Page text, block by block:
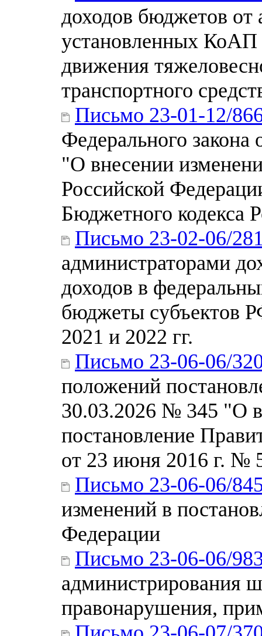
доходов бюджетов
установленных
движения
транспортного
Письмо 23-01-12/
Федерального
"О внесении
Российской
Бюджетного кодекса
Письмо 23-02-06/
администраторами
доходов в
бюджеты субъектов
2021 и 2022 гг.
Письмо 23-06-06/
положений
30.03.2026 № 345 "О
постановление
от 23 июня 2016 г. №
Письмо 23-06-06/
изменений в
Федерации
Письмо 23-06-06/
администрирования
правонарушения,